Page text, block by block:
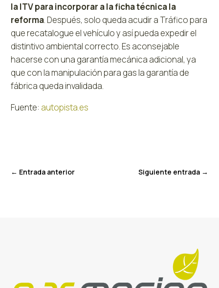
la ITV para incorporar a la ficha técnica la
reforma . Después, solo queda acudir a Tráfico para
que recatalogue el vehículo y así pueda expedir el
distintivo ambiental correcto. Es aconsejable
hacerse con una garantía mecánica adicional, ya
que con la manipulación para gas la garantía de
fábrica queda invalidada.
Fuente: autopista.es
← Entrada anterior Siguiente entrada→